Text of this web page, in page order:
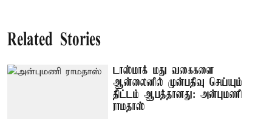
Related Stories
டாஸ்மாக் மது வகைகளை
ஆன்லைனில் முன்பதிவு செய்யும்
திட்டம் ஆபத்தானது: அன்புமணி
ராமதாஸ்